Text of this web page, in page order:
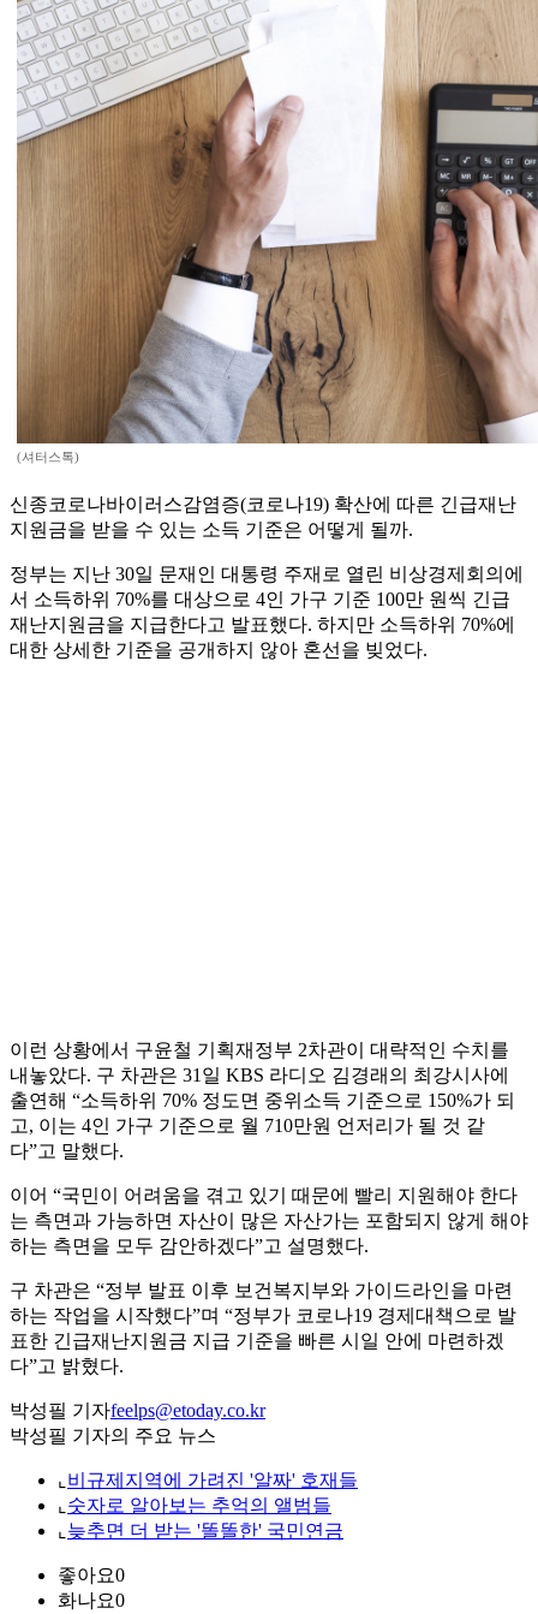
(셔터스톡)
신종코로나바이러스감염증(코로나19) 확산에 따른 긴급재난
지원금을 받을 수 있는 소득 기준은 어떻게 될까.
정부는 지난 30일 문재인 대통령 주재로 열린 비상경제회의에
서 소득하위 70%를 대상으로 4인 가구 기준 100만 원씩 긴급
재난지원금을 지급한다고 발표했다. 하지만 소득하위 70%에
대한 상세한 기준을 공개하지 않아 혼선을 빚었다.
이런 상황에서 구윤철 기획재정부 2차관이 대략적인 수치를
내놓았다. 구 차관은 31일 KBS 라디오 김경래의 최강시사에
출연해 “소득하위 70% 정도면 중위소득 기준으로 150%가 되
고, 이는 4인 가구 기준으로 월 710만원 언저리가 될 것 같
다”고 말했다.
이어 “국민이 어려움을 겪고 있기 때문에 빨리 지원해야 한다
는 측면과 가능하면 자산이 많은 자산가는 포함되지 않게 해야
하는 측면을 모두 감안하겠다”고 설명했다.
구 차관은 “정부 발표 이후 보건복지부와 가이드라인을 마련
하는 작업을 시작했다”며 “정부가 코로나19 경제대책으로 발
표한 긴급재난지원금 지급 기준을 빠른 시일 안에 마련하겠
다”고 밝혔다.
박성필 기자feelps@etoday.co.kr
박성필 기자의 주요 뉴스
⌞ 비규제지역에 가려진 '알짜' 호재들
⌞ 숫자로 알아보는 추억의 앨범들
⌞ 늦추면 더 받는 '똘똘한' 국민연금
좋아요0
화나요0